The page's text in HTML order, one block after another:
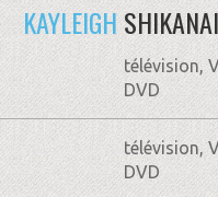
KAYLEIGHSHIKANAI
télévision,
DVD
télévision,
DVD